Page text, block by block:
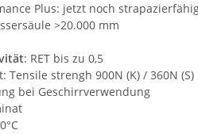
Plus: jetzt noch
>20.000 mm
: RET bis zu 0,5
Tensile strengh 900N (K) / 360N (S)
bei Geschirrverwendung